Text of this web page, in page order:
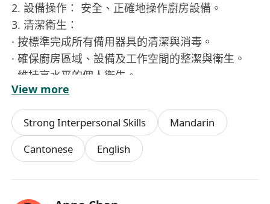
2. 設備操作： 安全、正確地操作廚房設備。
3. 清潔衛生：
· 按標準完成所有備用器具的清潔與消毒。
· 確保廚房區域、設備及工作空間的整潔與衛生。
· 維持高水平的個人衛生。
4. 團隊合作： 與全體團隊成員緊密協作，保持積極
溝通，共同完成工作目標。
【要求】
· 對工作充滿熱誠，態度積極主動。
View more
Strong Interpersonal Skills
Mandarin
Cantonese
English